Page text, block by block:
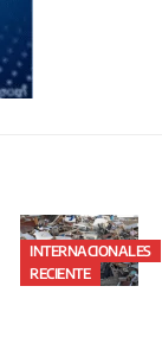
INTERNACIONALES
RECIENTE